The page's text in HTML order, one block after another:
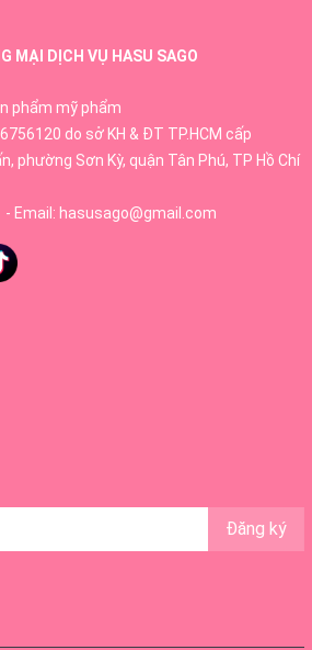
MẠI DỊCH VỤ HASU SAGO
phẩm mỹ phẩm
do sở KH & ĐT TP.HCM cấp
phường Sơn Kỳ, quận Tân Phú, TP Hồ Chí
- Email: hasusago@gmail.com
Đăng ký